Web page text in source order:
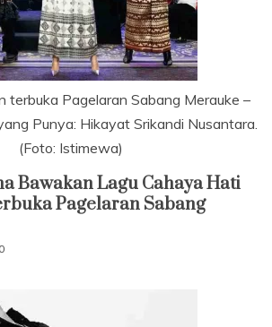
terbuka Pagelaran Sabang Merauke –
Punya: Hikayat Srikandi Nusantara.
(Foto: Istimewa)
Bawakan Lagu Cahaya Hati
Pagelaran Sabang